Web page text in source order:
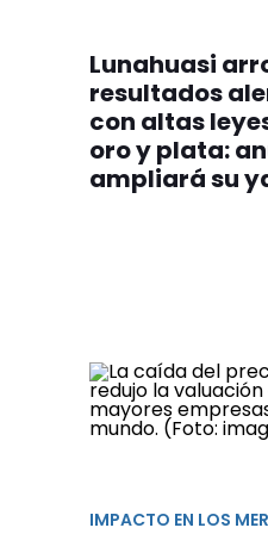
Lunahuasi
resultados
con altas
oro y plata:
ampliará su
IMPACTO EN LOS